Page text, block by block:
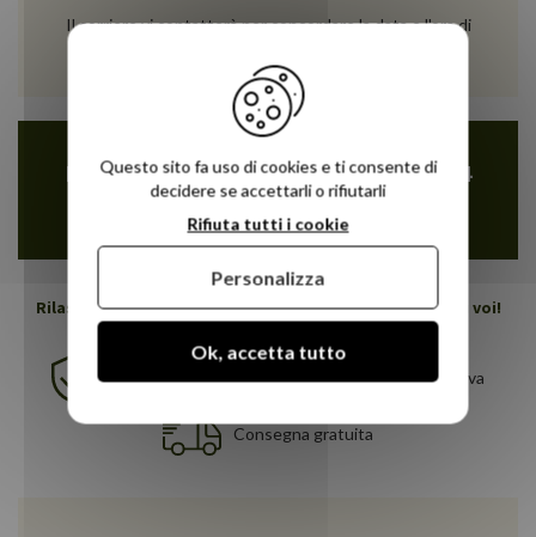
Il corriere vi contatterà per concordare la data e l'ora di
Facilitate i vostri acquisti con Paypal 4
volte gratis
Rilassatevi profondamente, Novoly si prenderà cura di voi!
Garanzia di 5 anni 30 notti di prova
Consegna gratuita
Questo sito fa uso di cookies e ti consente di
decidere se accettarli o rifiutarli
Ok, accetta tutto
Rifiuta tutti i cookie
Personalizza